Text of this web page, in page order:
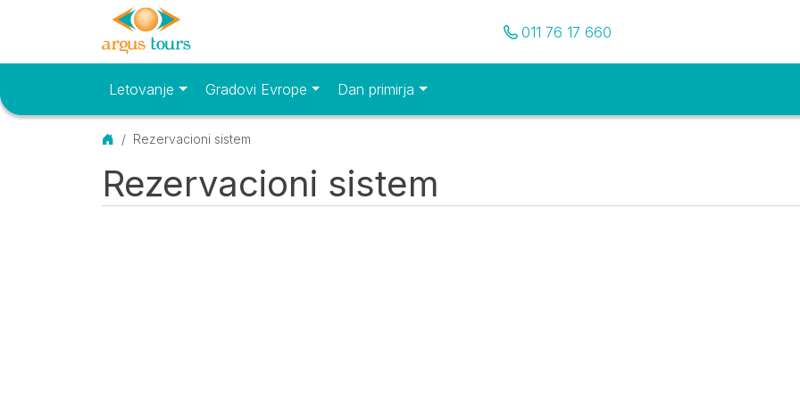
Pozovite nas
011 76 17 660
Osnovni meniLetovanje Gradovi Evrope Dan primirja
Početna
Rezervacioni sistem
Rezervacioni sistem